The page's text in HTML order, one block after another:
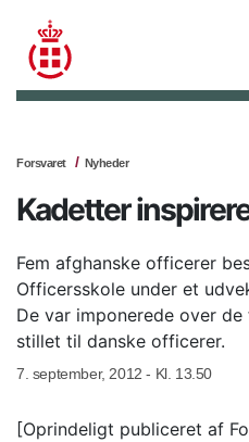
Forsvaret Nyheder
Kadetter
Fem afghanske officerer
Officersskole under et
De var imponerede over
stillet til danske officerer.
7. september, 2012 - Kl. 13.50
[Oprindeligt publiceret af